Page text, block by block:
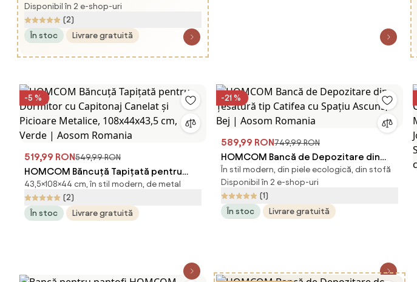
Capac Rabatabil și Scaun Capitonat,
Bancă de la Capătul Patului, Pouf, în
Velur și cu Picioare din Lemn de Pin,
Disponibil în 2 e-shop-uri
(2)
În stoc
Livrare gratuită
-5 %
519,99 RON549,99 RON
HOMCOM Băncuță Tapițată pentru
Dormitor cu Capitonaj Canelat și
Picioare Metalice, 108x44x43,5 cm,
Verde | Aosom Romania
43,5×108×44 cm, în stil modern, de metal
(2)
În stoc
Livrare gratuită
-21 %
589,99 RON749,99 RON
HOMCOM Bancă de Depozitare din
Țesătură tip Catifea cu Spațiu Ascuns,
Bej | Aosom Romania
În stil modern, din piele ecologică, din stofă
Disponibil în 2 e-shop-uri
(1)
În stoc
Livrare gratuită